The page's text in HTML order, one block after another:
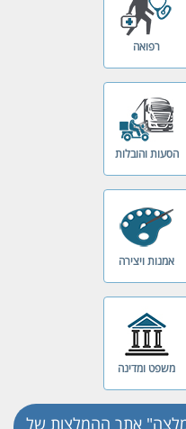
רפואה
הסעות והובלות
אמנות ויצירה
משפט ומדינה
אתר ההמלצות של